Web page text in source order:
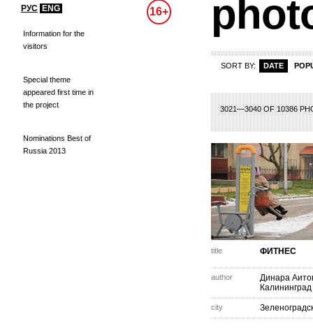
РУС ENG 16+
Information for the
visitors
Special theme
appeared first time in
the project
Nominations Best of
Russia 2013
SORT BY: DATE
3021—3040 OF 10386
132 133 134 142 143 144 145
title ФИТНЕС
author
Динара
Калининград
city